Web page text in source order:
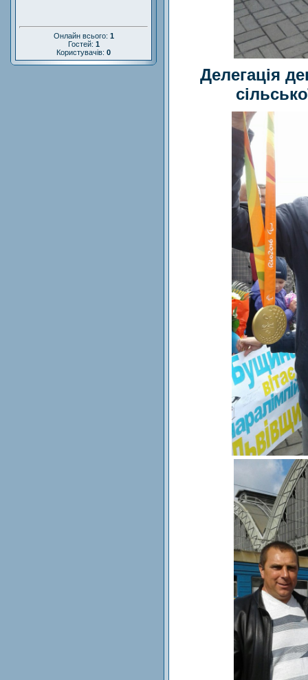
Онлайн всього: 1
Гостей: 1
Користувачів: 0
Делегація